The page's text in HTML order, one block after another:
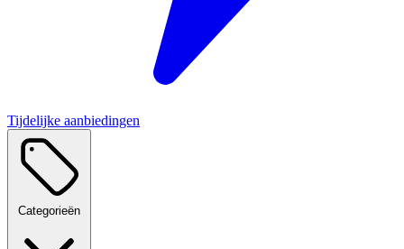
Tijdelijke aanbiedingen
Categorieën